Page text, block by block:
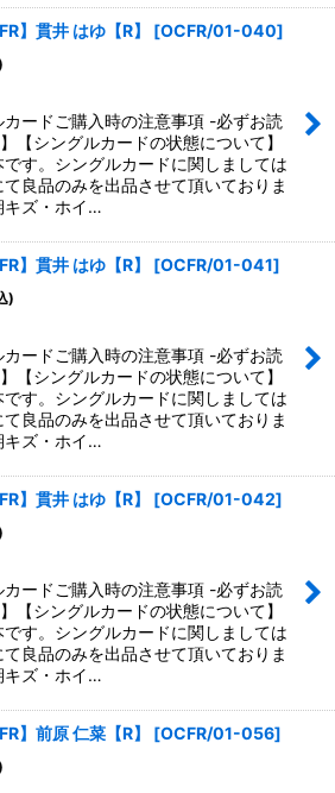
】貫井 はゆ【R】 [OCFR/01-040]
カードご購入時の注意事項 -必ずお読
【シングルカードの状態について】
す。シングルカードに関しましては
て良品のみを出品させて頂いておりま
キズ・ホイ…
】貫井 はゆ【R】 [OCFR/01-041]
)
カードご購入時の注意事項 -必ずお読
【シングルカードの状態について】
す。シングルカードに関しましては
て良品のみを出品させて頂いておりま
キズ・ホイ…
】貫井 はゆ【R】 [OCFR/01-042]
カードご購入時の注意事項 -必ずお読
【シングルカードの状態について】
す。シングルカードに関しましては
て良品のみを出品させて頂いておりま
キズ・ホイ…
】前原 仁菜【R】 [OCFR/01-056]